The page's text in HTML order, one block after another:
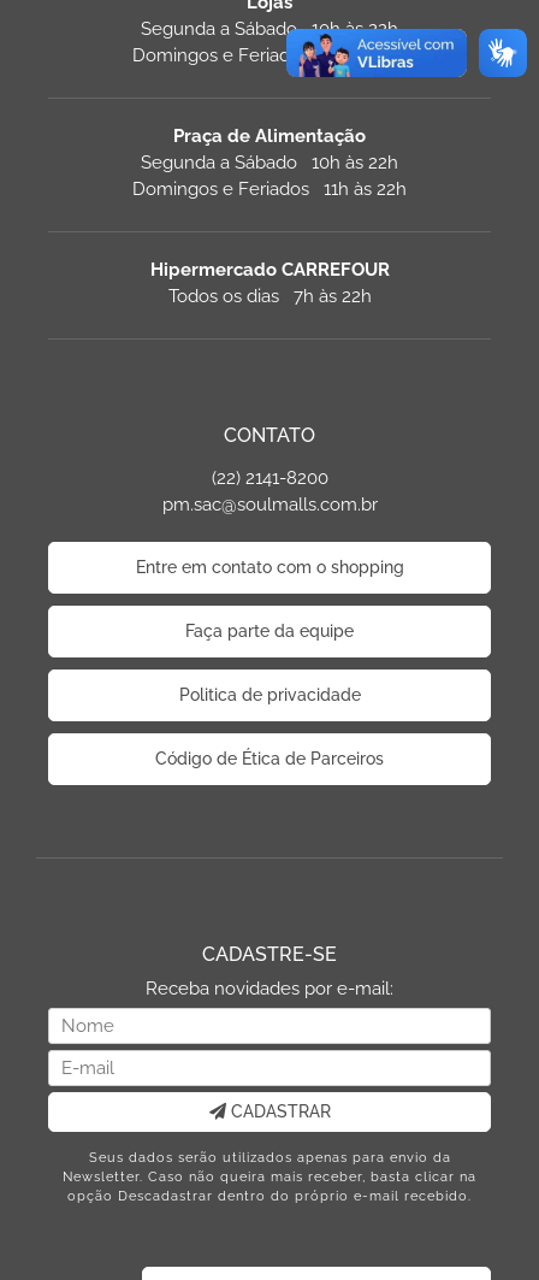
Segunda a Sábado 10h às 22h
Domingos e Feriados 13h às 21h
Praça de Alimentação
Segunda a Sábado 10h às 22h
Domingos e Feriados 11h às 22h
Hipermercado CARREFOUR
Todos os dias 7h às 22h
CONTATO
(22) 2141-8200
pm.sac@soulmalls.com.br
Entre em contato com o shopping
Faça parte da equipe
Politica de privacidade
Código de Ética de Parceiros
CADASTRE-SE
Receba novidades por e-mail:
CADASTRAR
Seus dados serão utilizados apenas para envio da
Newsletter. Caso não queira mais receber, basta clicar na
opção Descadastrar dentro do próprio e-mail recebido.